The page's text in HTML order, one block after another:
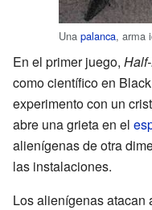
Una palanca, arma
En el primer juego,
como científico en
experimento con un
abre una grieta en el
alienígenas de otra
las instalaciones.
Los alienígenas atacan